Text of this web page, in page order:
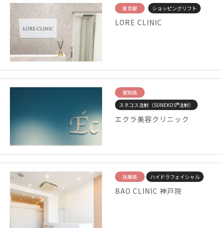
東京都 ショッピングリフト
LORE CLINIC
愛知県
スネコス注射（SUNEKOS®注射）
エクラ美容クリニック
兵庫県 ハイドラフェイシャル
BAO CLINIC 神戸院